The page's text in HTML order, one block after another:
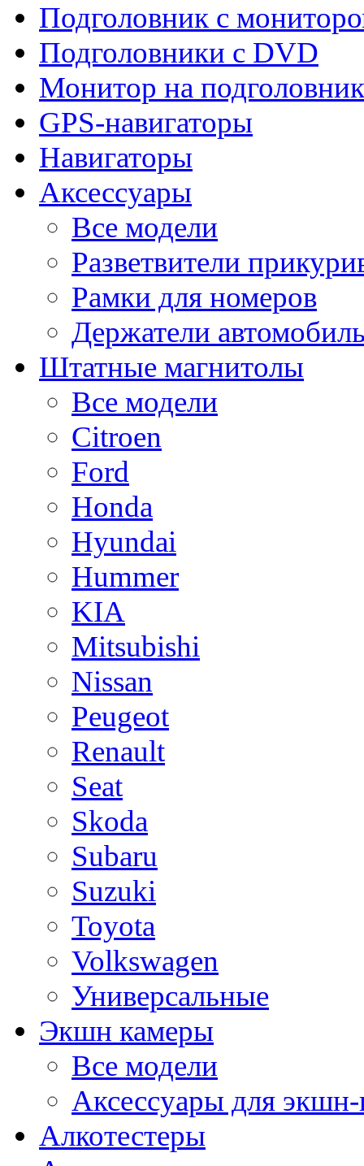
Подголовник с
Подголовники с DVD
Монитор на подголовник
GPS-навигаторы
Навигаторы
Аксессуары
Все модели
Разветвители
Рамки для номеров
Держатели
Штатные магнитолы
Все модели
Citroen
Ford
Honda
Hyundai
Hummer
KIA
Mitsubishi
Nissan
Peugeot
Renault
Seat
Skoda
Subaru
Suzuki
Toyota
Volkswagen
Универсальные
Экшн камеры
Все модели
Аксессуары для
Алкотестеры